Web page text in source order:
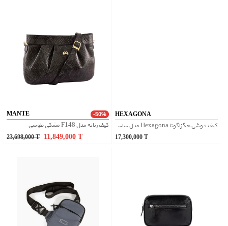
MANTE -50%
کیف زنانه مدل F148 مشکی طوسی
23,698,000 T 11,849,000
HEXAGONA
کیف دوشی هگزاگونا Hexagona مدل سافت استودیو کد 229861
17,300,000